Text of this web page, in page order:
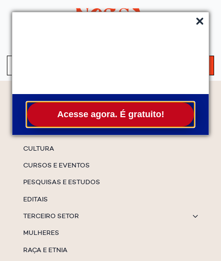
Acesse agora. É gratuito!
Temas
CULTURA
CURSOS E EVENTOS
PESQUISAS E ESTUDOS
EDITAIS
TERCEIRO SETOR
MULHERES
RAÇA E ETNIA